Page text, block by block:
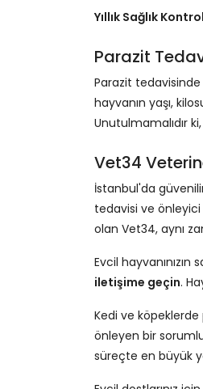
Yıllık Sağlık
Parazit
Parazit
hayvanın yaşı,
Unutulmamalıdır
Vet34
İstanbul'da
tedavisi ve önleyici
olan Vet34, aynı
Evcil hayvanınızın
iletişime geçin.
Kedi ve köpeklerde
önleyen bir
süreçte en büyük